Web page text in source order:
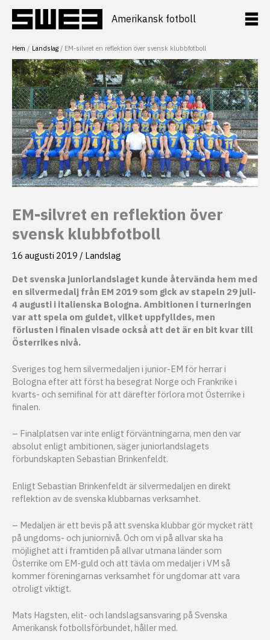
innehåll
Amerikansk fotboll
Hem Landslag EM-silvret en reflektion över svensk klubbfotboll
EM-silvret en reflektion över
svensk klubbfotboll
16 augusti 2019 / Landslag
Det svenska juniorlandslaget kunde återvända hem med
en silvermedalj från EM 2019 som gick av stapeln 29 juli-
4 augusti i italienska Bologna. Ambitionen i turneringen
var att spela om guldet, vilket uppfylldes, men
förlusten i finalen visade också att det är en bit kvar till
Österrikes nivå.
Sveriges tog hem silvermedaljen i junior-EM för herrar i
Bologna efter att först ha besegrat Norge och Frankrike i
kvarts- och semifinal för att därefter förlora mot Österrike i
finalen.
– Finalplatsen var inte enligt förväntningarna, men den var
absolut enligt ambitionen, säger juniorlandslagets
förbundskapten Sebastian Brinkenfeldt.
Enligt Sebastian Brinkenfeldt är silvermedaljen en direkt
reflektion av de svenska klubbarnas verksamhet.
– Medaljen är ett bevis på att svenska klubbar gör mycket rätt
på ungdoms- och juniornivå. Och om vi på allvar ska ha
möjlighet att i framtiden på allvar utmana länder som
Österrike om EM-guld och att tävla om medaljer i VM så
kommer föreningarnas verksamhet för ungdomar att vara
otroligt viktigt.
Mats Hagsten, elit- och landslagsansvaring på Svenska
Amerikansk fotbollsförbundet, håller med.